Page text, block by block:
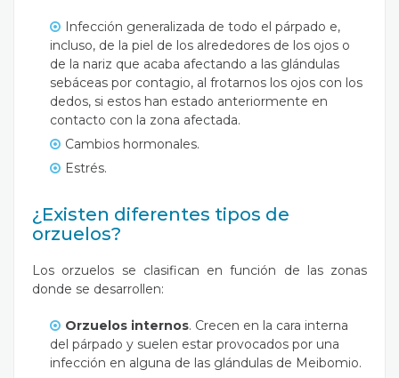
Infección generalizada de todo el párpado e,
incluso, de la piel de los alrededores de los ojos o
de la nariz que acaba afectando a las glándulas
sebáceas por contagio, al frotarnos los ojos con los
dedos, si estos han estado anteriormente en
contacto con la zona afectada.
Cambios hormonales.
Estrés.
¿Existen diferentes tipos de
orzuelos?
Los orzuelos se clasifican en función de las zonas
donde se desarrollen:
Orzuelos internos. Crecen en la cara interna
del párpado y suelen estar provocados por una
infección en alguna de las glándulas de Meibomio.